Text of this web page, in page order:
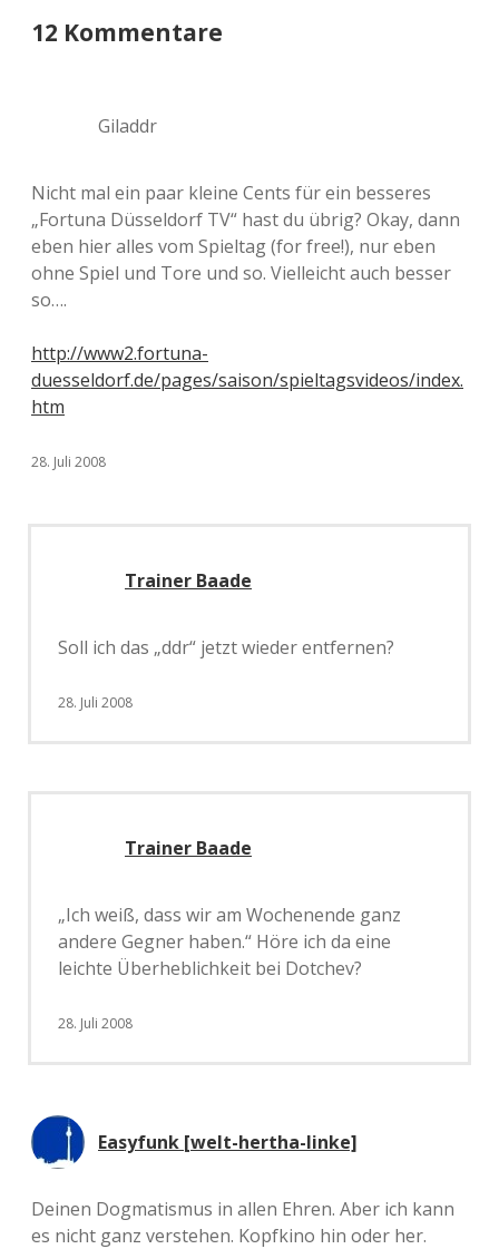
12 Kommentare
Giladdr
Nicht mal ein paar kleine Cents für ein besseres
„Fortuna Düsseldorf TV“ hast du übrig? Okay, dann
eben hier alles vom Spieltag (for free!), nur eben
ohne Spiel und Tore und so. Vielleicht auch besser
so….
http://www2.fortuna-
duesseldorf.de/pages/saison/spieltagsvideos/index.
htm
28. Juli 2008
Trainer Baade
Soll ich das „ddr“ jetzt wieder entfernen?
28. Juli 2008
Trainer Baade
„Ich weiß, dass wir am Wochenende ganz
andere Gegner haben.“ Höre ich da eine
leichte Überheblichkeit bei Dotchev?
28. Juli 2008
Easyfunk [welt-hertha-linke]
Deinen Dogmatismus in allen Ehren. Aber ich kann
es nicht ganz verstehen. Kopfkino hin oder her.